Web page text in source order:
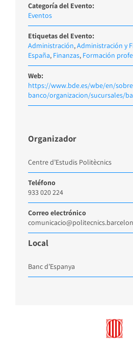
Categoría del Evento:
Eventos
Etiquetas del Evento:
Administración, Administración y
España, Finanzas, Formación
Web:
https://www.bde.es/wbe/en/
banco/organizacion/sucursales/
Local
Banc d’Espanya
Organizador
Centre d’Estudis Politècnics
Teléfono
933 020 224
Correo electrónico